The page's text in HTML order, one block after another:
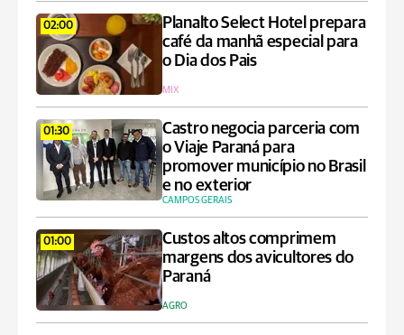
02:00
Planalto Select Hotel prepara
café da manhã especial para
o Dia dos Pais
MIX
01:30
Castro negocia parceria com
o Viaje Paraná para
promover município no Brasil
e no exterior
CAMPOS GERAIS
01:00
Custos altos comprimem
margens dos avicultores do
Paraná
AGRO